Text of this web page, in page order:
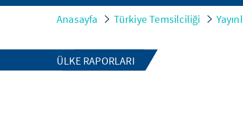
Anasayfa Türkiye Temsilciliği
ÜLKE RAPORLARI